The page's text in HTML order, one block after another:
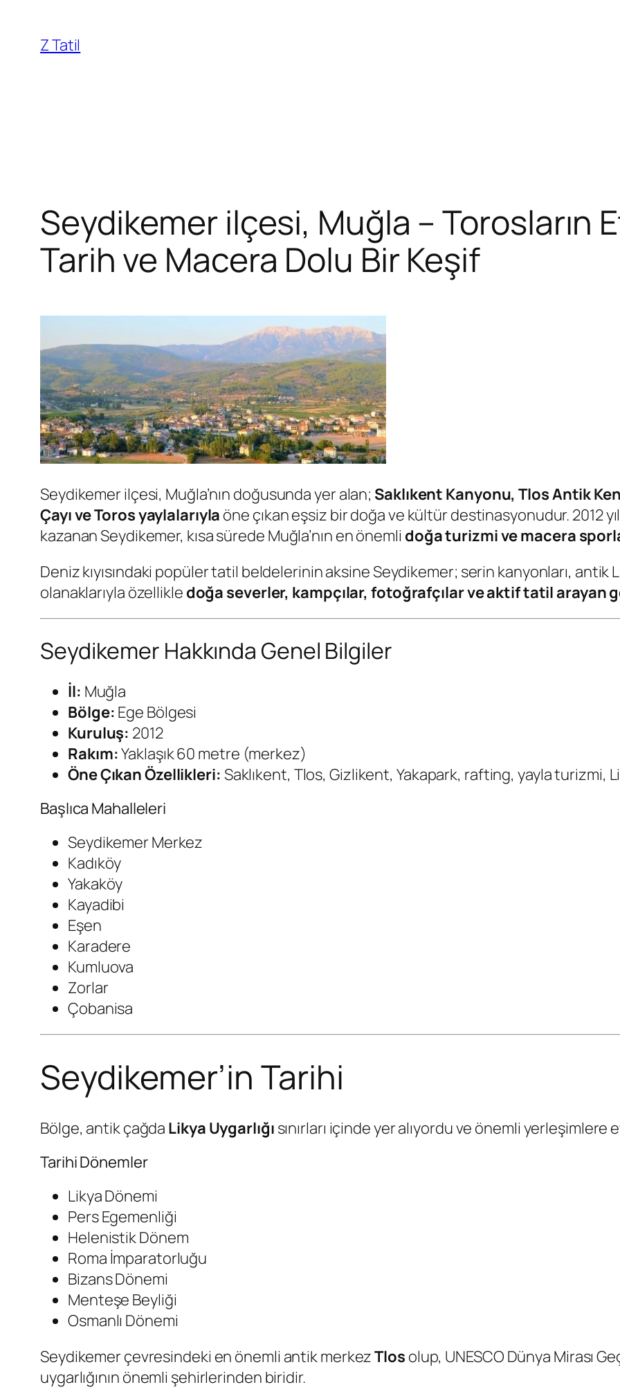
Z Tatil
Seydikemer ilçesi, Muğla – Torosların
Tarih ve Macera Dolu Bir Keşif
Seydikemer ilçesi, Muğla’nın doğusunda yer alan; Saklıkent Kanyonu, Tlos Antik
Çayı ve Toros yaylalarıyla öne çıkan eşsiz bir doğa ve kültür destinasyonudur. 2012
kazanan Seydikemer, kısa sürede Muğla’nın en önemli doğa turizmi ve macera
Deniz kıyısındaki popüler tatil beldelerinin aksine Seydikemer; serin kanyonları,
olanaklarıyla özellikle doğa severler, kampçılar, fotoğrafçılar ve aktif tatil arayan
Seydikemer Hakkında Genel Bilgiler
İl: Muğla
Bölge: Ege Bölgesi
Kuruluş: 2012
Rakım:Yaklaşık 60 metre (merkez)
Öne Çıkan Özellikleri: Saklıkent, Tlos, Gizlikent, Yakapark, rafting, yayla turizmi,
Başlıca Mahalleleri
Seydikemer Merkez
Kadıköy
Yakaköy
Kayadibi
Eşen
Karadere
Kumluova
Zorlar
Çobanisa
Seydikemer’in Tarihi
Bölge, antik çağda Likya Uygarlığı sınırları içinde yer alıyordu ve önemli yerleşimlere
Tarihi Dönemler
Likya Dönemi
Pers Egemenliği
Helenistik Dönem
Roma İmparatorluğu
Bizans Dönemi
Menteşe Beyliği
Osmanlı Dönemi
Seydikemer çevresindeki en önemli antik merkezTlos olup, UNESCO Dünya Mirası
uygarlığının önemli şehirlerinden biridir.